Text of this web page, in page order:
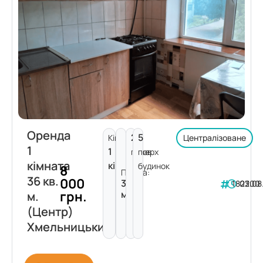
Оренда
1
кімната
36 кв.
м.
(Центр)
Хмельницький
8
000
грн.
Кімнат:
1
кімната
Площа:
36
м²
2
поверх
5
пов.
будинок
Централізоване
182200